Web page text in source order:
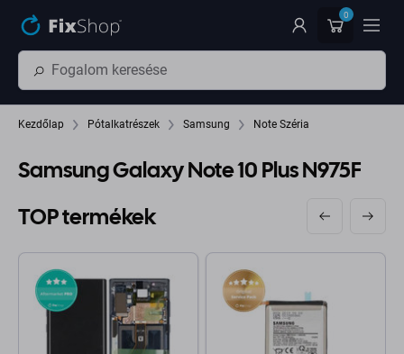
0
Kezdőlap Pótalkatrészek Samsung Note Széria
Samsung Galaxy Note 10 Plus N975F
TOP termékek